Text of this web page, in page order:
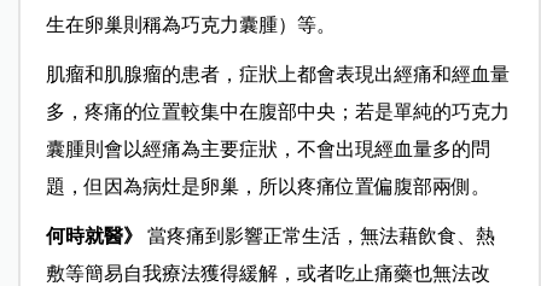
生在卵巢則稱為巧克力囊腫）等。
肌瘤和肌腺瘤的患者，症狀上都會表現出經痛和經血量
多，疼痛的位置較集中在腹部中央；若是單純的巧克力
囊腫則會以經痛為主要症狀，不會出現經血量多的問
題，但因為病灶是卵巢，所以疼痛位置偏腹部兩側。
何時就醫》
當疼痛到影響正常生活，無法藉飲食、熱
敷等簡易自我療法獲得緩解，或者吃止痛藥也無法改